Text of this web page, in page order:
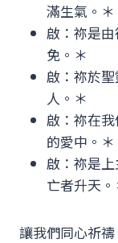
滿生氣。＊
啟：祢是
免。＊
啟：祢於
人。＊
啟：祢在
的愛中。＊
啟：祢是
亡者升天。
讓我們同心祈禱